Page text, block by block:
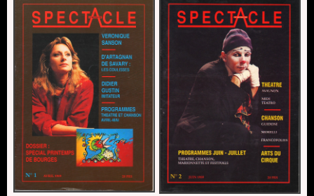
13/06/2026
Dispositif SACD Auteurs d'espaces : les lauréats 2026